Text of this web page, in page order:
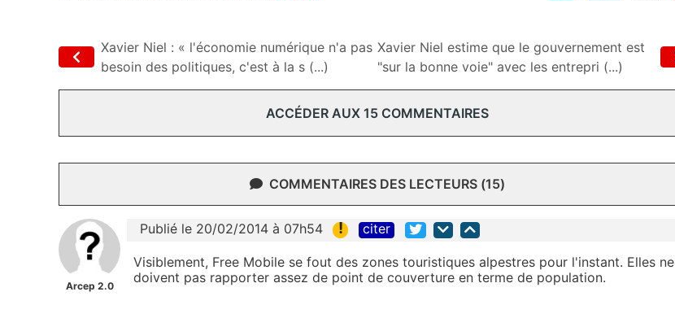
Xavier Niel : « l'économie numérique n'a pas
besoin des politiques, c'est à la s (...)
Xavier Niel estime que le gouvernement est
"sur la bonne voie" avec les entrepri (...)
ACCÉDER AUX 15 COMMENTAIRES
COMMENTAIRES DES LECTEURS (15)
Arcep 2.0
Publié le 20/02/2014 à 07h54 ! citer
Visiblement, Free Mobile se fout des zones touristiques alpestres pour l'instant. Elles ne
doivent pas rapporter assez de point de couverture en terme de population.